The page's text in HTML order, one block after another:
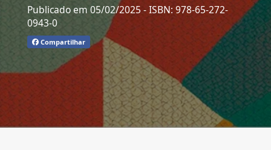
Publicado em 05/02/2025 - ISBN: 978-65-272-
0943-0
Compartilhar